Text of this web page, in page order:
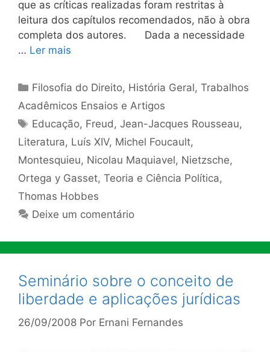
que as críticas realizadas foram restritas à
leitura dos capítulos recomendados, não à obra
completa dos autores. Dada a necessidade
… Ler mais
Categorias
Filosofia do Direito, História Geral,Trabalhos
Acadêmicos Ensaios e Artigos
Tags
Educação, Freud,Jean-Jacques Rousseau,
Literatura, Luís XIV, Michel Foucault,
Montesquieu, Nicolau Maquiavel, Nietzsche,
Ortega y Gasset, Teoria e Ciência Política,
Thomas Hobbes
Deixe um comentário
Seminário sobre o conceito de
liberdade e aplicações jurídicas
26/09/2008 Por Ernani Fernandes